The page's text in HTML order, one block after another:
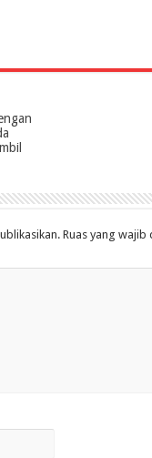
Ruas yang wajib